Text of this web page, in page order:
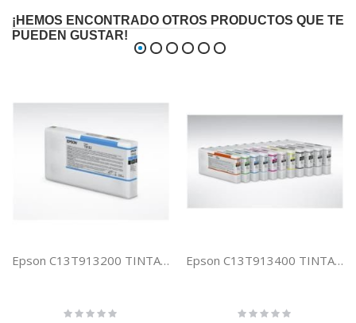
¡HEMOS ENCONTRADO OTROS PRODUCTOS QUE TE
PUEDEN GUSTAR!
Epson C13T913200 TINTA CIAN 200ML SC-P5000
Rating:
Epson C13T913400 TINTA AMARILLO 200ML SC-P5000
Rating: